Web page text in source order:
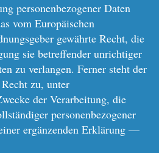
personenbezogener Daten
vom Europäischen
gewährte Recht, die
sie betreffender unrichtiger
zu verlangen. Ferner steht der
zu, unter
der Verarbeitung, die
personenbezogener
ergänzenden Erklärung —